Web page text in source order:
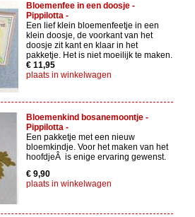
Bloemenfee in een doosje -
Pippilotta -
Een lief klein bloemenfeetje in een
klein doosje, de voorkant van het
doosje zit kant en klaar in het
pakketje. Het is niet moeilijk te maken.
€ 11,95
plaats in winkelwagen
Bloemenkind bosanemoontje -
Pippilotta -
Een pakketje met een nieuw
bloemkindje. Voor het maken van het
hoofdjeÂ is enige ervaring gewenst.
€ 9,90
plaats in winkelwagen